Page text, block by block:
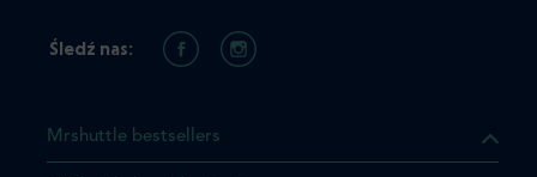
Mrshuttle bestsellers
Śledź nas: